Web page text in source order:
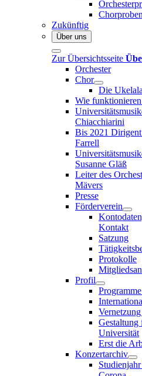
Chorproben
Zukünftig
Über uns
Zur Übersichtsseite
Orchester
Chor
Die
Wie
Chiacchiarini
Bis 2021
Farrell
Susanne Gläß
Leiter des
Mävers
Presse
Förderverein
Kontakt
Satzung
Protokolle
Profil
Gestaltung
Universität
Erst die
Konzertarchiv